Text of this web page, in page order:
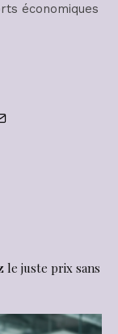
économiques
le juste prix sans